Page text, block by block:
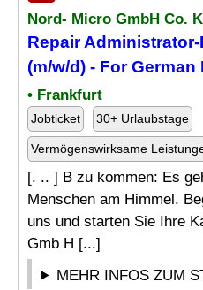
Nord- Micro GmbH Co.
RepairAdministrator-
(m/w/d) - For
• Frankfurt
Jobticket 30+ Urlaubstage
Vermögenswirksame
[. .. ] B zu kommen: Es
Menschen am Himmel.
uns und starten Sie Ihre
Gmb H [...]
MEHR INFOS ZUM